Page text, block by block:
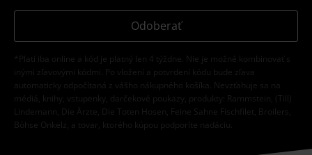
Odoberať
*Platí iba online a kód je platný len 4 týždne. Nie je možné kombinovať s
inými zľavovými kódmi. Po vložení a potvrdení kódu bude zľava
automaticky odpočítaná z vášho nákupného košíka. Nevzťahuje sa na
médiá, knihy, vstupenky, darčekové poukazy, produkty: Rammstein, (Till)
Lindemann, Die Ärzte, Die Toten Hosen, Feine Sahne Fischfilet, Broilers,
Böhse Onkelz, a tovar, ktorého kúpou podporíte nadáciu.